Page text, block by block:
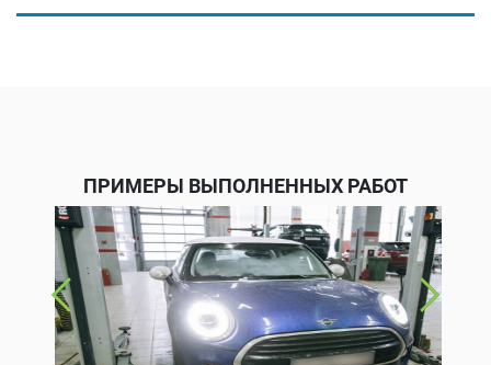
ПРИМЕРЫ ВЫПОЛНЕННЫХ РАБОТ